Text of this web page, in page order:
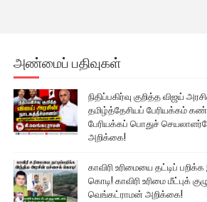
அண்மைப் பதிவுகள்
நிதிப்பகிர்வு குறித்த விஜய்
தமிழ்த்தேசியப் பேரியக்கம்
பேரியக்கப் பொதுச்
அறிக்கை!
காவிரி உரிமையை தட்டிப்
கொடி! காவிரி உரிமை மீட்புக்
வெங்கட்ராமன் அறிக்கை!